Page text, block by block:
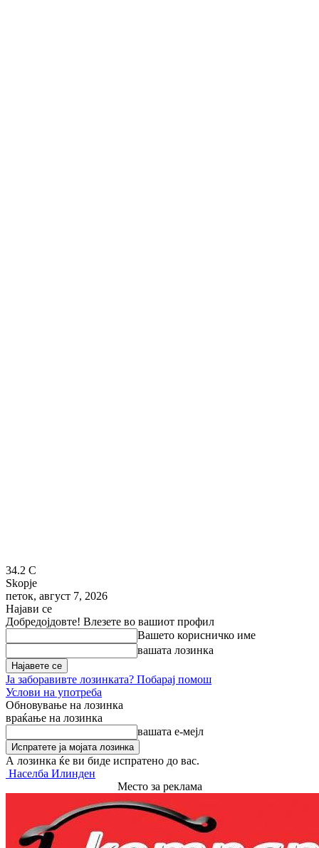
34.2 C
Skopje
петок, август 7, 2026
Најави се
Добредојдовте! Влезете во вашиот профил
Вашето корисничко име
вашата лозинка
Ја заборавивте лозинката? Побарај помош
Услови на употреба
Обновување на лозинка
враќање на лозинка
вашата е-мејл
А лозинка ќе ви биде испратено до вас.
Населба Илинден
Место за реклама